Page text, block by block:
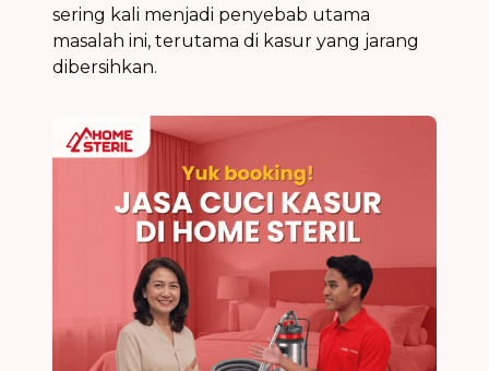
sering kali menjadi penyebab utama
masalah ini, terutama di kasur yang jarang
dibersihkan.